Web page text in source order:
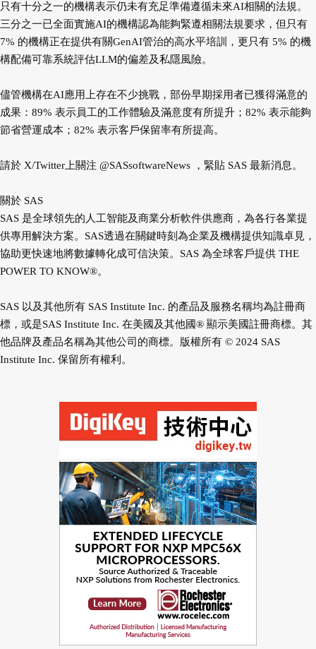
只有十分之一的機構表示仍未有充足準備遵循未來AI相關的法規。
三分之一已全面實施AI的機構認為能夠緊遵相關法規要求，但只有
7% 的機構正在提供有關GenAI管治的高水平培訓，更只有 5% 的機
構配備可靠系統評估LLM的偏差及私隱風險。
儘管機構在AI應用上存在不少挑戰，部份早期採用者已獲得滿意的
成果：89% 表示員工的工作體驗及滿意度有所提升；82% 表示能夠
節省營運成本；82% 表示客戶保留率有所提高。
請於 X/Twitter上關注 @SASsoftwareNews ，緊貼 SAS 最新消息。
關於 SAS
SAS 是全球領先的人工智能及商業分析軟件供應商，為各行各業提
供專用解決方案。SAS透過在關鍵時刻為企業及機構提供知識卓見，
協助更快速地將數據轉化成可信決策。SAS 為全球客戶提供 THE
POWER TO KNOW®。
SAS 以及其他所有 SAS Institute Inc. 的產品及服務名稱均為註冊商
標，或是SAS Institute Inc. 在美國及其他國® 顯示美國註冊商標。其
他品牌及產品名稱為其他公司的商標。版權所有 © 2024 SAS
Institute Inc. 保留所有權利。